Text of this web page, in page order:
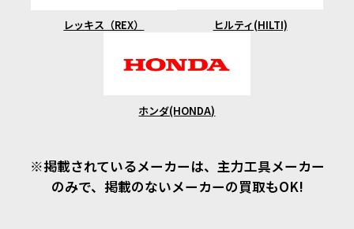
レッキス（REX） ヒルティ(HILTI)
ホンダ(HONDA)
※掲載されているメーカーは、主力工具メーカー
のみで、掲載のないメーカーの買取もOK!